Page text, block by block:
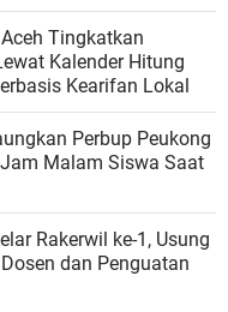
Tingkatkan
Kalender Hitung
Kearifan Lokal
Perbup Peukong
Malam Siswa Saat
Rakerwil ke-1, Usung
dan Penguatan